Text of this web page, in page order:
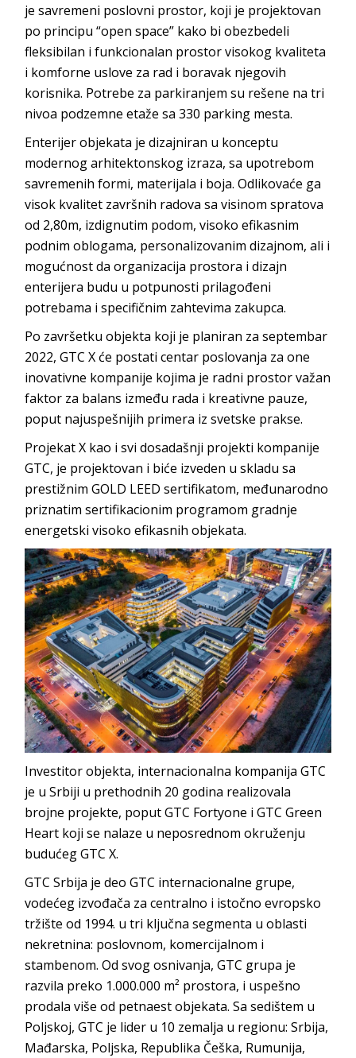
je savremeni poslovni prostor, koji je projektovan
po principu “open space” kako bi obezbedeli
fleksibilan i funkcionalan prostor visokog kvaliteta
i komforne uslove za rad i boravak njegovih
korisnika. Potrebe za parkiranjem su rešene na tri
nivoa podzemne etaže sa 330 parking mesta.
Enterijer objekata je dizajniran u konceptu
modernog arhitektonskog izraza, sa upotrebom
savremenih formi, materijala i boja. Odlikovaće ga
visok kvalitet završnih radova sa visinom spratova
od 2,80m, izdignutim podom, visoko efikasnim
podnim oblogama, personalizovanim dizajnom, ali i
mogućnost da organizacija prostora i dizajn
enterijera budu u potpunosti prilagođeni
potrebama i specifičnim zahtevima zakupca.
Po završetku objekta koji je planiran za septembar
2022, GTC X će postati centar poslovanja za one
inovativne kompanije kojima je radni prostor važan
faktor za balans između rada i kreativne pauze,
poput najuspešnijih primera iz svetske prakse.
Projekat X kao i svi dosadašnji projekti kompanije
GTC, je projektovan i biće izveden u skladu sa
prestižnim GOLD LEED sertifikatom, međunarodno
priznatim sertifikacionim programom gradnje
energetski visoko efikasnih objekata.
Investitor objekta, internacionalna kompanija GTC
je u Srbiji u prethodnih 20 godina realizovala
brojne projekte, poput GTC Fortyone i GTC Green
Heart koji se nalaze u neposrednom okruženju
budućeg GTC X.
GTC Srbija je deo GTC internacionalne grupe,
vodećeg izvođača za centralno i istočno evropsko
tržište od 1994. u tri ključna segmenta u oblasti
nekretnina: poslovnom, komercijalnom i
stambenom. Od svog osnivanja, GTC grupa je
razvila preko 1.000.000 m² prostora, i uspešno
prodala više od petnaest objekata. Sa sedištem u
Poljskoj, GTC je lider u 10 zemalja u regionu: Srbija,
Mađarska, Poljska, Republika Češka, Rumunija,